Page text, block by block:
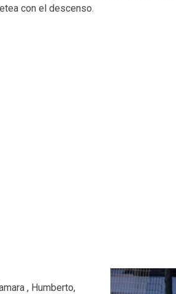
con el descenso.
, Humberto,